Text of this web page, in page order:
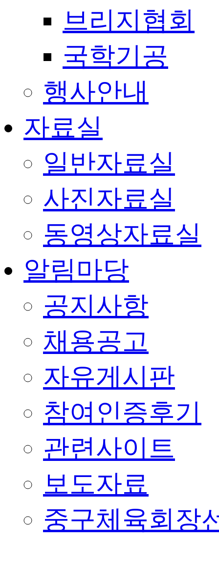
브리지협회
국학기공
행사안내
자료실
일반자료실
사진자료실
동영상자료실
알림마당
공지사항
채용공고
자유게시판
참여인증후기
관련사이트
보도자료
중구체육회장